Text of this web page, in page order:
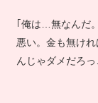
｢俺は…無なんだ
悪い。金も無け
んじゃダメだろ